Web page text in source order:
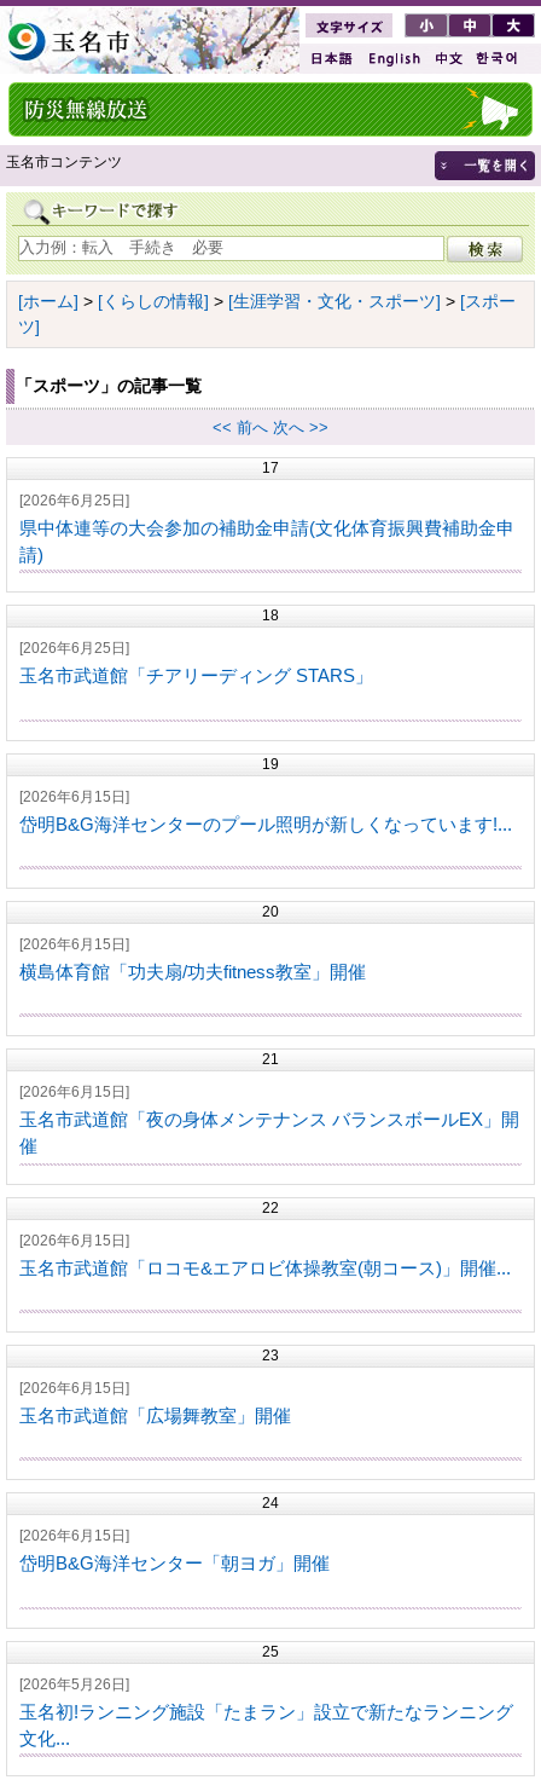
玉名市コンテンツ
[ホーム] > [くらしの情報] > [生涯学習・文化・スポーツ] > [スポー
ツ]
「スポーツ」の記事一覧
<< 前へ 次へ >>
17
[2026年6月25日]
県中体連等の大会参加の補助金申請(文化体育振興費補助金申
請)
18
[2026年6月25日]
玉名市武道館「チアリーディング STARS」
19
[2026年6月15日]
岱明B&G海洋センターのプール照明が新しくなっています!...
20
[2026年6月15日]
横島体育館「功夫扇/功夫fitness教室」開催
21
[2026年6月15日]
玉名市武道館「夜の身体メンテナンス バランスボールEX」開
催
22
[2026年6月15日]
玉名市武道館「ロコモ&エアロビ体操教室(朝コース)」開催...
23
[2026年6月15日]
玉名市武道館「広場舞教室」開催
24
[2026年6月15日]
岱明B&G海洋センター「朝ヨガ」開催
25
[2026年5月26日]
玉名初!ランニング施設「たまラン」設立で新たなランニング
文化...